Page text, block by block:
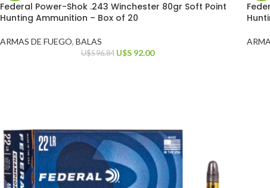
Federal Power-Shok .243 Winchester 80gr Soft Point
Hunting Ammunition – Box of 20
ARMAS DE FUEGO, BALAS
U$S96.84 U$S 92.00